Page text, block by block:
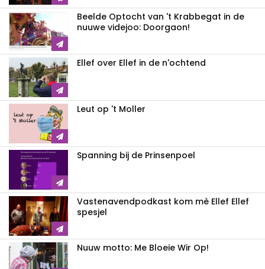
Beelde Optocht van 't Krabbegat in de
nuuwe videjoo: Doorgaon!
Ellef over Ellef in de n'ochtend
Leut op 't Moller
Spanning bij de Prinsenpoel
Vastenavendpodkast kom mè Ellef Ellef
spesjel
Nuuw motto: Me Bloeie Wir Op!